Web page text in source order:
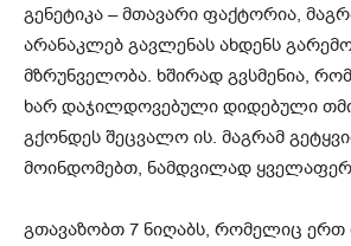
გენეტიკა – მთავარი ფაქტორია,
არანაკლებ გავლენას ახდენს
მზრუნველობა. ხშირად გვსმენია,
ხარ დაჯილდოვებული დიდებული
გქონდეს შეცვალო ის. მაგრამ
მოინდომებთ, ნამდვილად
გთავაზობთ 7 ნიღაბს, რომელიც ერთ